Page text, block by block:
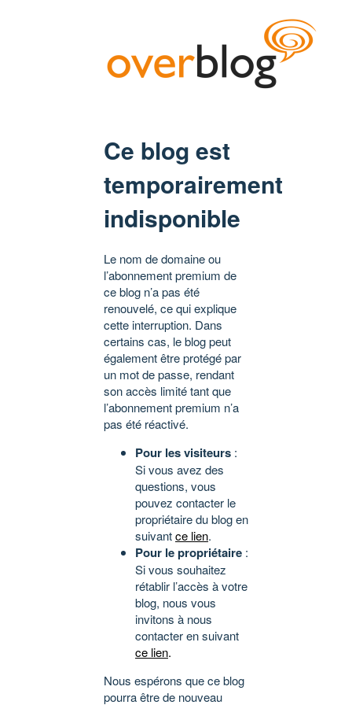
Ce blog est
temporairement
indisponible
Le nom de domaine ou
l’abonnement premium de
ce blog n’a pas été
renouvelé, ce qui explique
cette interruption. Dans
certains cas, le blog peut
également être protégé par
un mot de passe, rendant
son accès limité tant que
l’abonnement premium n’a
pas été réactivé.
Pour les visiteurs :
Si vous avez des
questions, vous
pouvez contacter le
propriétaire du blog en
suivantce lien.
Pour le propriétaire :
Si vous souhaitez
rétablir l’accès à votre
blog, nous vous
invitons à nous
contacter en suivant
ce lien.
Nous espérons que ce blog
pourra être de nouveau